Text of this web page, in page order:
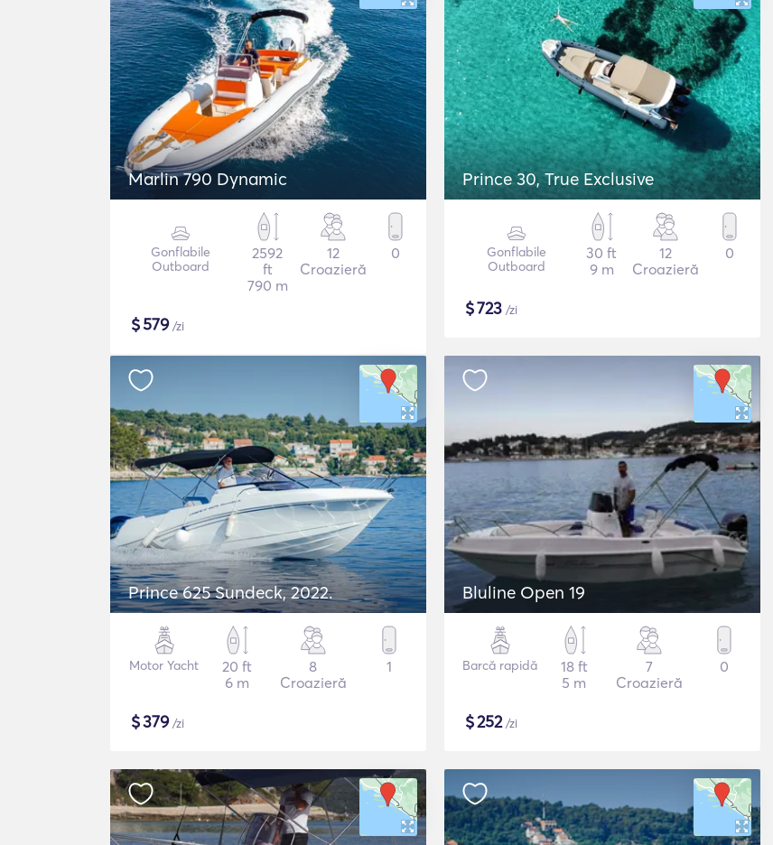
Marlin 790 Dynamic
Gonflabile
Outboard
2592
ft
790 m
12
Croazieră
0
$579/zi
Prince 30, True Exclusive
Gonflabile
Outboard
30 ft
9 m
12
Croazieră
0
$723 /zi
Prince 625 Sundeck, 2022.
Motor Yacht
20 ft
6 m
8
Croazieră
1
$379/zi
Bluline Open 19
Barcă rapidă
18 ft
5 m
7
Croazieră
0
$252/zi